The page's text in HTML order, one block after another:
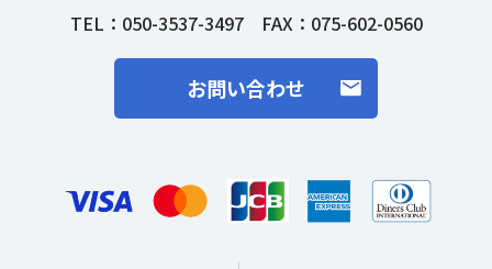
TEL： 050-3537-3497FAX：075-602-0560
お問い合わせ